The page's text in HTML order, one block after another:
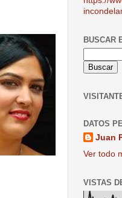
BUSCAR
DATOS
Juan
Ver todo
VISTAS